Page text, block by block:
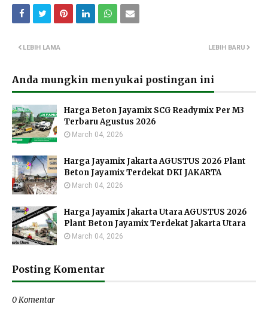
LEBIH BARU
LEBIH LAMA
Anda mungkin menyukai postingan ini
Harga Beton Jayamix SCG Readymix Per M3
Terbaru Agustus 2026
March 04, 2026
Harga Jayamix Jakarta AGUSTUS 2026 Plant
Beton Jayamix Terdekat DKI JAKARTA
March 04, 2026
Harga Jayamix Jakarta Utara AGUSTUS 2026
Plant Beton Jayamix Terdekat Jakarta Utara
March 04, 2026
Posting Komentar
0 Komentar